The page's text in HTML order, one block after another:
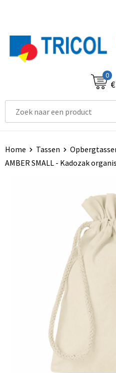
0
Home Tassen
AMBER SMALL - Kadozak